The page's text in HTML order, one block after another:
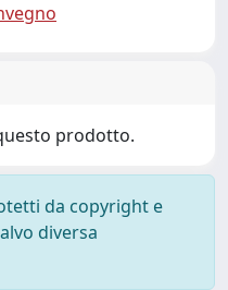
prodotto.
da copyright e
diversa